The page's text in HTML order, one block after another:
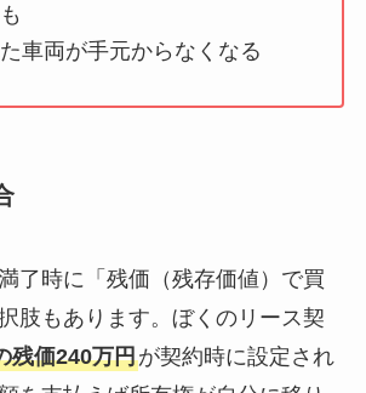
車両が手元からなくなる
了時に「残価（残存価値）で買
肢もあります。ぼくのリース契
残価240万円が契約時に設定され